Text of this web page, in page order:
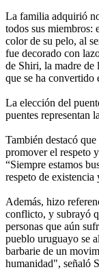
La familia adquirió
todos sus miembros:
color de su pelo, al
fue decorado con
de Shiri, la madre de
que se ha
La elección del
puentes representan
También destacó
promover el respeto
“Siempre estamos
respeto de
Además, hizo
conflicto, y subrayó
personas que aún
pueblo uruguayo se
barbarie de un
humanidad", señaló